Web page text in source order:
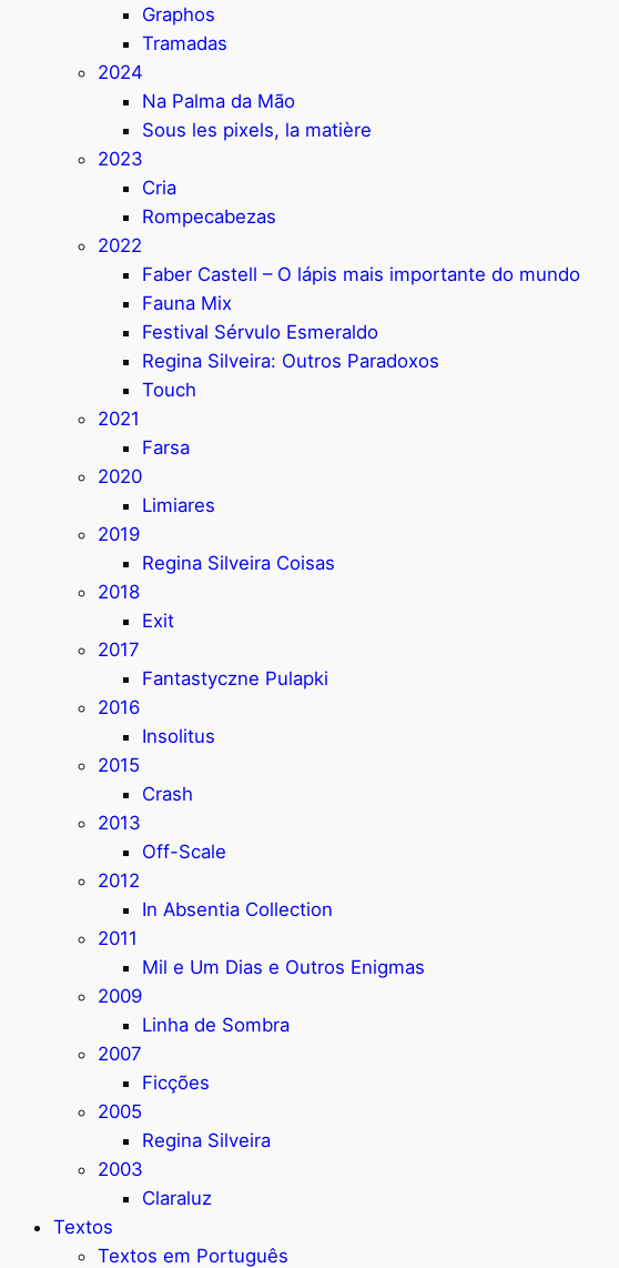
Graphos
Tramadas
2024
Na Palma da Mão
Sous les pixels, la matière
2023
Cria
Rompecabezas
2022
Faber Castell – O lápis mais importante do mundo
Fauna Mix
Festival Sérvulo Esmeraldo
Regina Silveira: Outros Paradoxos
Touch
2021
Farsa
2020
Limiares
2019
Regina Silveira Coisas
2018
Exit
2017
Fantastyczne Pulapki
2016
Insolitus
2015
Crash
2013
Off-Scale
2012
In Absentia Collection
2011
Mil e Um Dias e Outros Enigmas
2009
Linha de Sombra
2007
Ficções
2005
Regina Silveira
2003
Claraluz
Textos
Textos em Português